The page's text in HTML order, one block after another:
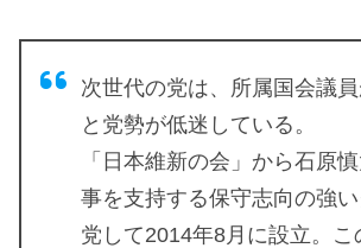
次世代の党は、所属国会議
と党勢が低迷している。
「日本維新の会」から石原
事を支持する保守志向の強
党して2014年8月に設立。こ